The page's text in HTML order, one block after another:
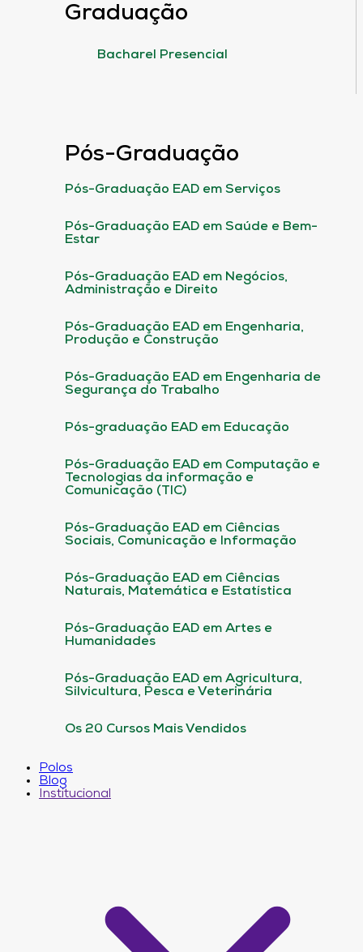
Graduação
Bacharel Presencial
Pós-Graduação
Pós-Graduação EAD em Serviços
Pós-Graduação EAD em Saúde e Bem-
Estar
Pós-Graduação EAD em Negócios,
Administração e Direito
Pós-Graduação EAD em Engenharia,
Produção e Construção
Pós-Graduação EAD em Engenharia de
Segurança do Trabalho
Pós-graduação EAD em Educação
Pós-Graduação EAD em Computação e
Tecnologias da informação e
Comunicação (TIC)
Pós-Graduação EAD em Ciências
Sociais, Comunicação e Informação
Pós-Graduação EAD em Ciências
Naturais, Matemática e Estatística
Pós-Graduação EAD em Artes e
Humanidades
Pós-Graduação EAD em Agricultura,
Silvicultura, Pesca e Veterinária
Os 20 Cursos Mais Vendidos
Polos
Blog
Institucional